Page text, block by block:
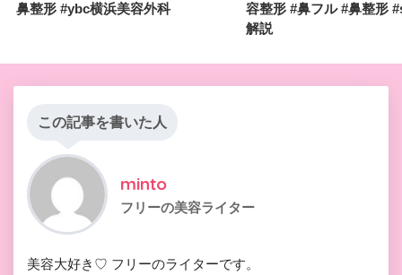
鼻整形 #ybc横浜美容外科
容整形 #鼻フル #鼻整形
解説
この記事を書いた人
minto
フリーの美容ライター
美容大好き♡ フリーのライターです。